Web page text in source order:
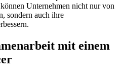
Unternehmen nicht nur von
sondern auch ihre
mit einem